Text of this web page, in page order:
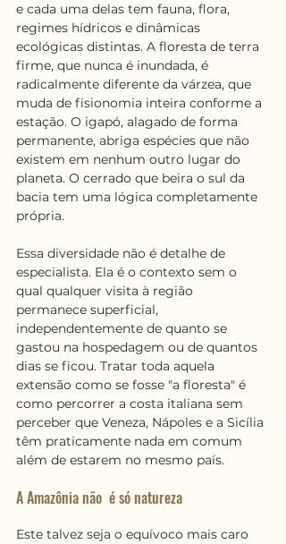
e cada uma delas tem fauna, flora,
regimes hídricos e dinâmicas
ecológicas distintas. A floresta de terra
firme, que nunca é inundada, é
radicalmente diferente da várzea, que
muda de fisionomia inteira conforme a
estação. O igapó, alagado de forma
permanente, abriga espécies que não
existem em nenhum outro lugar do
planeta. O cerrado que beira o sul da
bacia tem uma lógica completamente
própria.
Essa diversidade não é detalhe de
especialista. Ela é o contexto sem o
qual qualquer visita à região
permanece superficial,
independentemente de quanto se
gastou na hospedagem ou de quantos
dias se ficou. Tratar toda aquela
extensão como se fosse "a floresta" é
como percorrer a costa italiana sem
perceber que Veneza, Nápoles e a Sicília
têm praticamente nada em comum
além de estarem no mesmo país.
A Amazônia não  é só natureza
Este talvez seja o equívoco mais caro